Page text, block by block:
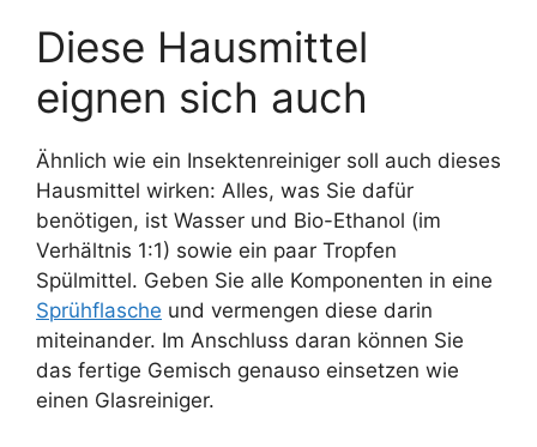
Diese Hausmittel
eignen sich auch
Ähnlich wie ein Insektenreiniger soll auch dieses
Hausmittel wirken: Alles, was Sie dafür
benötigen, ist Wasser und Bio-Ethanol (im
Verhältnis 1:1) sowie ein paar Tropfen
Spülmittel. Geben Sie alle Komponenten in eine
Sprühflasche und vermengen diese darin
miteinander. Im Anschluss daran können Sie
das fertige Gemisch genauso einsetzen wie
einen Glasreiniger.